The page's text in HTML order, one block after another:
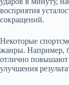
восприятия
сокращений.
Некоторые
жанры. Например,
отлично повышают
улучшения